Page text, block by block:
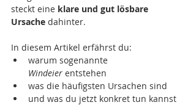
steckt eine klare und gut lösbare
Ursache dahinter.
In diesem Artikel erfährst du:
warum sogenannte
Windeier entstehen
was die häufigsten Ursachen sind
und was du jetzt konkret tun kannst